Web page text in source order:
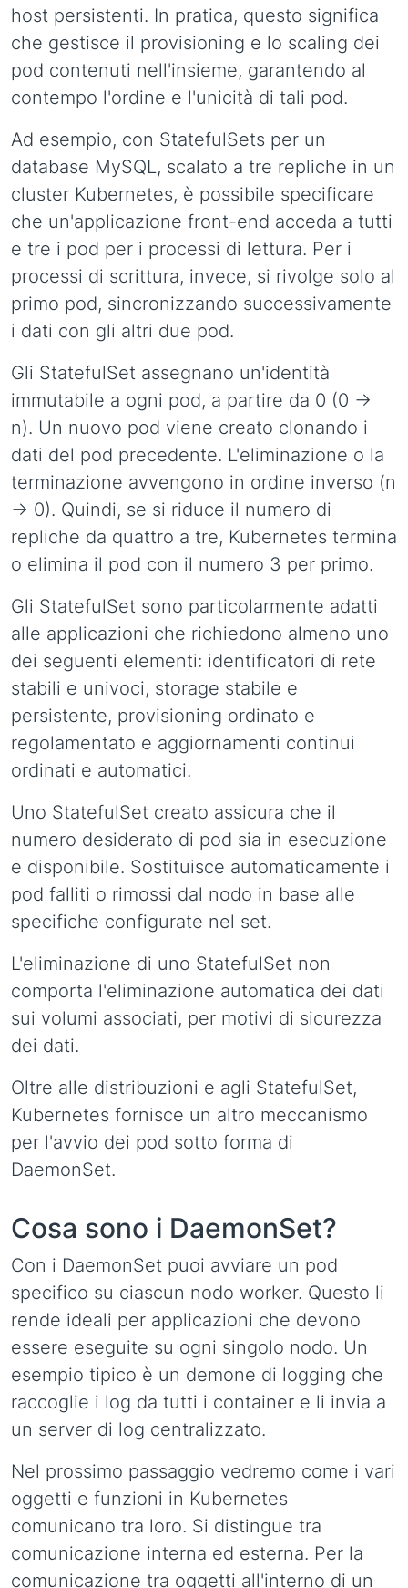
host persistenti. In pratica, questo significa
che gestisce il provisioning e lo scaling dei
pod contenuti nell'insieme, garantendo al
contempo l'ordine e l'unicità di tali pod.
Ad esempio, con StatefulSets per un
database MySQL, scalato a tre repliche in un
cluster Kubernetes, è possibile specificare
che un'applicazione front-end acceda a tutti
e tre i pod per i processi di lettura. Per i
processi di scrittura, invece, si rivolge solo al
primo pod, sincronizzando successivamente
i dati con gli altri due pod.
Gli StatefulSet assegnano un'identità
immutabile a ogni pod, a partire da 0 (0 ->
n). Un nuovo pod viene creato clonando i
dati del pod precedente. L'eliminazione o la
terminazione avvengono in ordine inverso (n
-> 0). Quindi, se si riduce il numero di
repliche da quattro a tre, Kubernetes termina
o elimina il pod con il numero 3 per primo.
Gli StatefulSet sono particolarmente adatti
alle applicazioni che richiedono almeno uno
dei seguenti elementi: identificatori di rete
stabili e univoci, storage stabile e
persistente, provisioning ordinato e
regolamentato e aggiornamenti continui
ordinati e automatici.
Uno StatefulSet creato assicura che il
numero desiderato di pod sia in esecuzione
e disponibile. Sostituisce automaticamente i
pod falliti o rimossi dal nodo in base alle
specifiche configurate nel set.
L'eliminazione di uno StatefulSet non
comporta l'eliminazione automatica dei dati
sui volumi associati, per motivi di sicurezza
dei dati.
Oltre alle distribuzioni e agli StatefulSet,
Kubernetes fornisce un altro meccanismo
per l'avvio dei pod sotto forma di
DaemonSet.
Cosa sono i DaemonSet?
Con i DaemonSet puoi avviare un pod
specifico su ciascun nodo worker. Questo li
rende ideali per applicazioni che devono
essere eseguite su ogni singolo nodo. Un
esempio tipico è un demone di logging che
raccoglie i log da tutti i container e li invia a
un server di log centralizzato.
Nel prossimo passaggio vedremo come i vari
oggetti e funzioni in Kubernetes
comunicano tra loro. Si distingue tra
comunicazione interna ed esterna. Per la
comunicazione tra oggetti all'interno di un